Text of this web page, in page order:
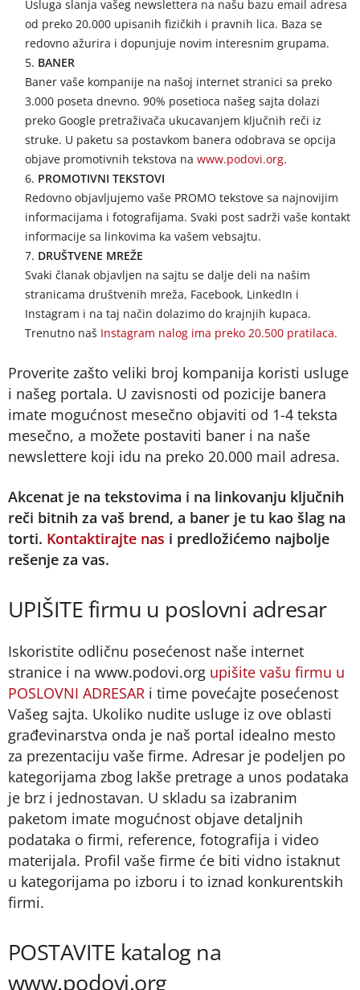
Usluga slanja vašeg newslettera na našu bazu email adresa
od preko 20.000 upisanih fizičkih i pravnih lica. Baza se
redovno ažurira i dopunjuje novim interesnim grupama.
BANER
Baner vaše kompanije na našoj internet stranici sa preko
3.000 poseta dnevno. 90% posetioca našeg sajta dolazi
preko Google pretraživača ukucavanjem ključnih reči iz
struke. U paketu sa postavkom banera odobrava se opcija
objave promotivnih tekstova na www.podovi.org.
PROMOTIVNI TEKSTOVI
Redovno objavljujemo vaše PROMO tekstove sa najnovijim
informacijama i fotografijama. Svaki post sadrži vaše kontakt
informacije sa linkovima ka vašem vebsajtu.
DRUŠTVENE MREŽE
Svaki članak objavljen na sajtu se dalje deli na našim
stranicama društvenih mreža, Facebook, LinkedIn i
Instagram i na taj način dolazimo do krajnjih kupaca.
Trenutno naš Instagram nalog ima preko 20.500 pratilaca.
Proverite zašto veliki broj kompanija koristi usluge
i našeg portala. U zavisnosti od pozicije banera
imate mogućnost mesečno objaviti od 1-4 teksta
mesečno, a možete postaviti baner i na naše
newslettere koji idu na preko 20.000 mail adresa.
Akcenat je na tekstovima i na linkovanju ključnih
reči bitnih za vaš brend, a baner je tu kao šlag na
torti. Kontaktirajte nas i predložićemo najbolje
rešenje za vas.
UPIŠITE firmu u poslovni adresar
Iskoristite odličnu posećenost naše internet
stranice i na www.podovi.org upišite vašu firmu u
POSLOVNI ADRESAR i time povećajte posećenost
Vašeg sajta. Ukoliko nudite usluge iz ove oblasti
građevinarstva onda je naš portal idealno mesto
za prezentaciju vaše firme. Adresar je podeljen po
kategorijama zbog lakše pretrage a unos podataka
je brz i jednostavan. U skladu sa izabranim
paketom imate mogućnost objave detaljnih
podataka o firmi, reference, fotografija i video
materijala. Profil vaše firme će biti vidno istaknut
u kategorijama po izboru i to iznad konkurentskih
firmi.
POSTAVITE katalog na
www.podovi.org